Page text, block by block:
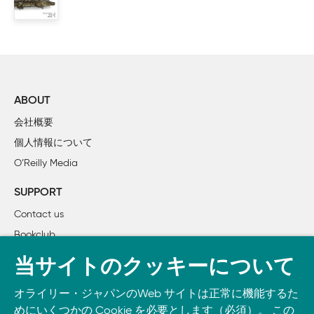
ABOUT
会社概要
個人情報について
O’Reilly Media
SUPPORT
Contact us
Bookclub
書籍注文
Take O’Reilly with you and learn anywhere, anytime on your
当サイトのクッキーについて
オライリー・ジャパンのWeb サイトは正常に機能するた
めにいくつかの Cookie を必要とします（必須）。 この